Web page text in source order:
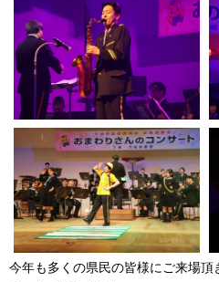
今年も多くの県民の皆様にご来場